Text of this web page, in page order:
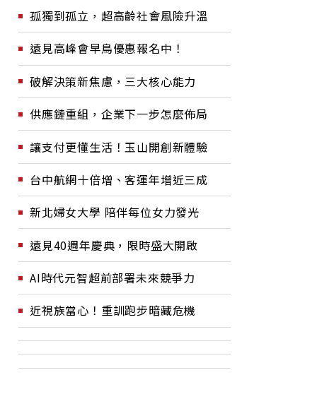
孤獨到孤立，超高齡社會風險升溫
遠見高峰會早鳥優惠報名中！
破解決策新焦慮，三大核心能力
供應鏈重組，企業下一步怎麼佈局
讓支付更懂生活！玉山開創新體驗
台中航網十倍增、客運年增近三成
新北婦女大學 陪伴每位女力發光
遠見40週年慶典，限時盛大開啟
AI時代元智超前部署未來競爭力
近視族當心！重訓跑步暗藏危機